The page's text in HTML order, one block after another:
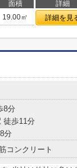
面積 詳細
19.00㎡ 詳細を見
8分
徒歩11分
分
コンクリート